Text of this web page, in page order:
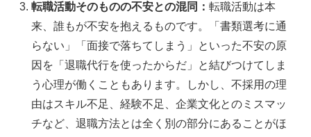
転職活動そのものの不安との混同：転職活動は本
来、誰もが不安を抱えるものです。「書類選考に通
らない」「面接で落ちてしまう」といった不安の原
因を「退職代行を使ったからだ」と結びつけてしま
う心理が働くこともあります。しかし、不採用の理
由はスキル不足、経験不足、企業文化とのミスマッ
チなど、退職方法とは全く別の部分にあることがほ